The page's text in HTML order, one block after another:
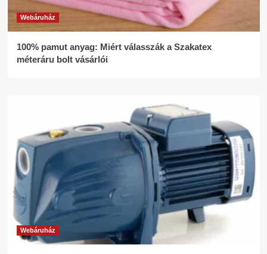
Webáruház
100% pamut anyag: Miért válasszák a Szakatex
méteráru bolt vásárlói
Webáruház